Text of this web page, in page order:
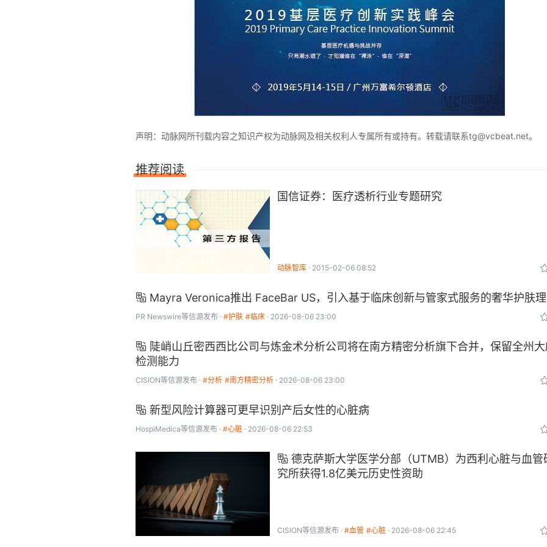
声明：动脉网所刊载内容之知识产权为动脉网及相关权利人专属所有或持有。转载请联系tg@vcbeat.net。
推荐阅读
国信证券：医疗透析行业专题研究
动脉智库 2015-02-06 08:52
 Mayra Veronica推出 FaceBar US，引入基于临床创新与管家式服务的奢华护肤
PR Newswire等信源发布 #护肤 #临床 2026-08-06 23:00
 陡峭山丘密西西比公司与炼金术分析公司将在南方精密分析旗下合并，保留全州
检测能力
CISION等信源发布 #分析 #南方精密分析 2026-08-06 23:00
 新型风险计算器可更早识别产后女性的心脏病
HospiMedica等信源发布 #心脏 2026-08-06 22:53
 德克萨斯大学医学分部（UTMB）为西利心脏与血管
究所获得1.8亿美元历史性资助
CISION等信源发布 #血管 #心脏 2026-08-06 22:45